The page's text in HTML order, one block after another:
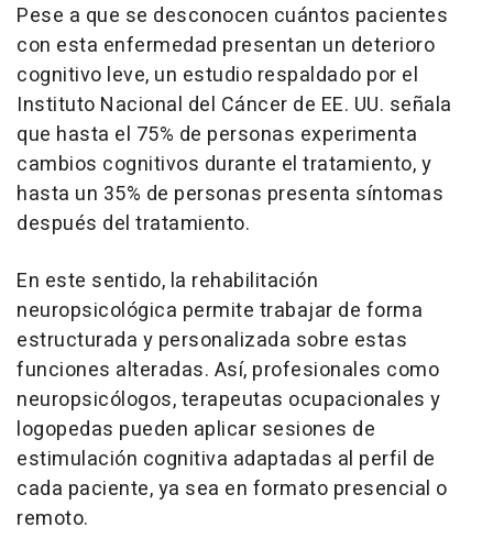
Pese a que se desconocen cuántos pacientes
con esta enfermedad presentan un deterioro
cognitivo leve, un estudio respaldado por el
Instituto Nacional del Cáncer de EE. UU. señala
que hasta el 75% de personas experimenta
cambios cognitivos durante el tratamiento, y
hasta un 35% de personas presenta síntomas
después del tratamiento.
En este sentido, la rehabilitación
neuropsicológica permite trabajar de forma
estructurada y personalizada sobre estas
funciones alteradas. Así, profesionales como
neuropsicólogos, terapeutas ocupacionales y
logopedas pueden aplicar sesiones de
estimulación cognitiva adaptadas al perfil de
cada paciente, ya sea en formato presencial o
remoto.